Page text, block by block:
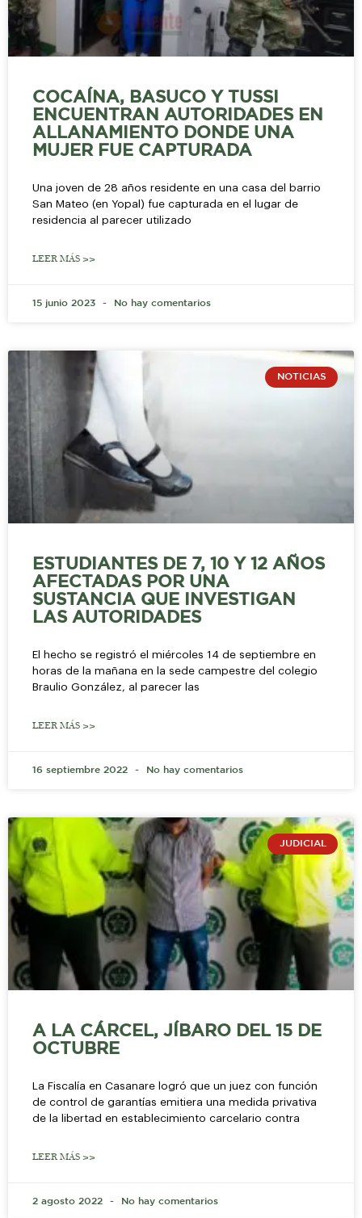
COCAÍNA, BASUCO Y TUSSI
ENCUENTRAN AUTORIDADES EN
ALLANAMIENTO DONDE UNA
MUJER FUE CAPTURADA
Una joven de 28 años residente en una casa del barrio
San Mateo (en Yopal) fue capturada en el lugar de
residencia al parecer utilizado
LEER MÁS >>
15 junio 2023 No hay comentarios
NOTICIAS
ESTUDIANTES DE 7, 10 Y 12 AÑOS
AFECTADAS POR UNA
SUSTANCIA QUE INVESTIGAN
LAS AUTORIDADES
El hecho se registró el miércoles 14 de septiembre en
horas de la mañana en la sede campestre del colegio
Braulio González, al parecer las
LEER MÁS >>
16 septiembre 2022 No hay comentarios
JUDICIAL
A LA CÁRCEL, JÍBARO DEL 15 DE
OCTUBRE
La Fiscalía en Casanare logró que un juez con función
de control de garantías emitiera una medida privativa
de la libertad en establecimiento carcelario contra
LEER MÁS >>
2 agosto 2022 No hay comentarios